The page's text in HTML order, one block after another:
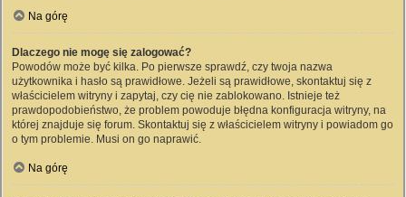
Na górę
Dlaczego nie mogę się zalogować?
Powodów może być kilka. Po pierwsze sprawdź, czy twoja nazwa
użytkownika i hasło są prawidłowe. Jeżeli są prawidłowe, skontaktuj się z
właścicielem witryny i zapytaj, czy cię nie zablokowano. Istnieje też
prawdopodobieństwo, że problem powoduje błędna konfiguracja witryny, na
której znajduje się forum. Skontaktuj się z właścicielem witryny i powiadom go
o tym problemie. Musi on go naprawić.
Na górę